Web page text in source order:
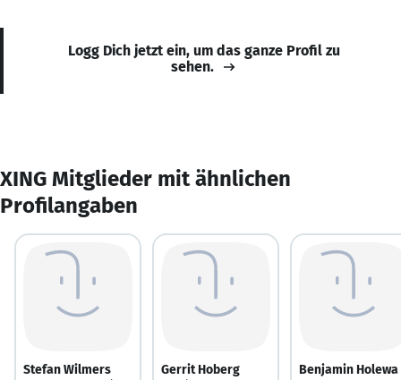
Logg Dich jetzt ein, um das ganze Profil zu
sehen.
XING Mitglieder mit ähnlichen
Profilangaben
Stefan Wilmers Gerrit Hoberg Benjamin Holewa